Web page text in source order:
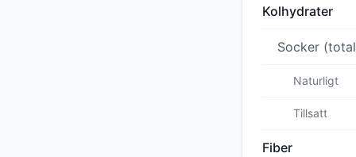
Kolhydrater
Socker
Naturligt
Tillsatt
Fiber